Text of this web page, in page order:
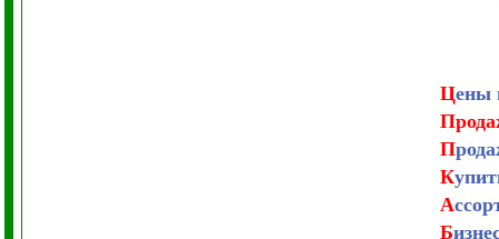
Цены
П
К
А
Б